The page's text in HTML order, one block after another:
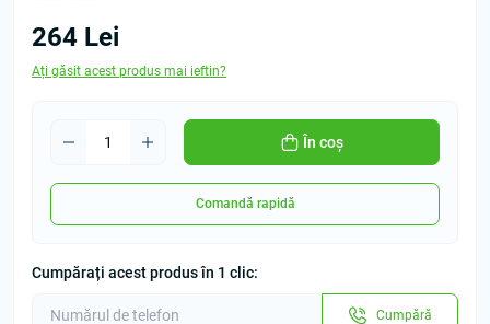
264 Lei
Ați găsit acest produs mai ieftin?
În coș
Comandă rapidă
Cumpărați acest produs în 1 clic:
Cumpără